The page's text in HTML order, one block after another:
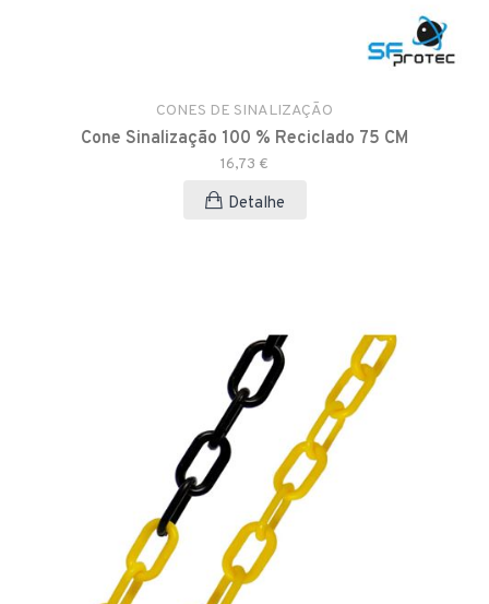
CONES DE SINALIZAÇÃO
Cone Sinalização 100 % Reciclado 75 CM
16,73 €
Detalhe